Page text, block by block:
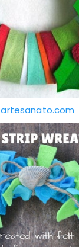
artesanato.com